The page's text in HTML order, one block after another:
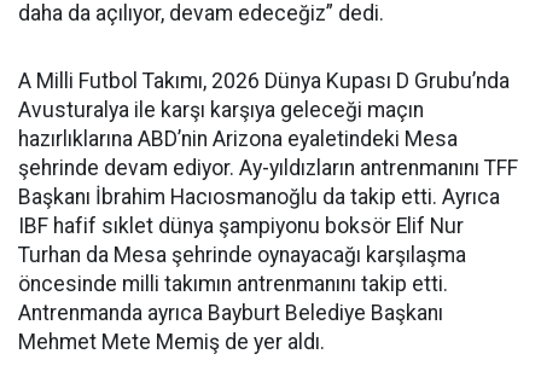
daha da açılıyor, devam edeceğiz” dedi.
A Milli Futbol Takımı, 2026 Dünya Kupası D Grubu’nda
Avusturalya ile karşı karşıya geleceği maçın
hazırlıklarına ABD’nin Arizona eyaletindeki Mesa
şehrinde devam ediyor. Ay-yıldızların antrenmanını TFF
Başkanı İbrahim Hacıosmanoğlu da takip etti. Ayrıca
IBF hafif sıklet dünya şampiyonu boksör Elif Nur
Turhan da Mesa şehrinde oynayacağı karşılaşma
öncesinde milli takımın antrenmanını takip etti.
Antrenmanda ayrıca Bayburt Belediye Başkanı
Mehmet Mete Memiş de yer aldı.